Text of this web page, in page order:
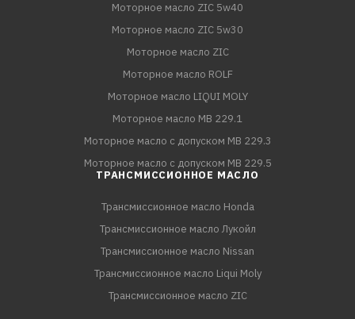
Моторное масло ZIC 5w40
Моторное масло ZIC 5w30
Моторное масло ZIC
Моторное масло ROLF
Моторное масло LIQUI MOLY
Моторное масло MB 229.1
Моторное масло с допуском MB 229.3
Моторное масло с допуском MB 229.5
ТРАНСМИССИОННОЕ МАСЛО
Трансмиссионное масло Honda
Трансмиссионное масло Лукойл
Трансмиссионное масло Nissan
Трансмиссионное масло Liqui Moly
Трансмиссионное масло ZIC